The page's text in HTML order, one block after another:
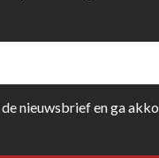
nieuwsbrief en ga